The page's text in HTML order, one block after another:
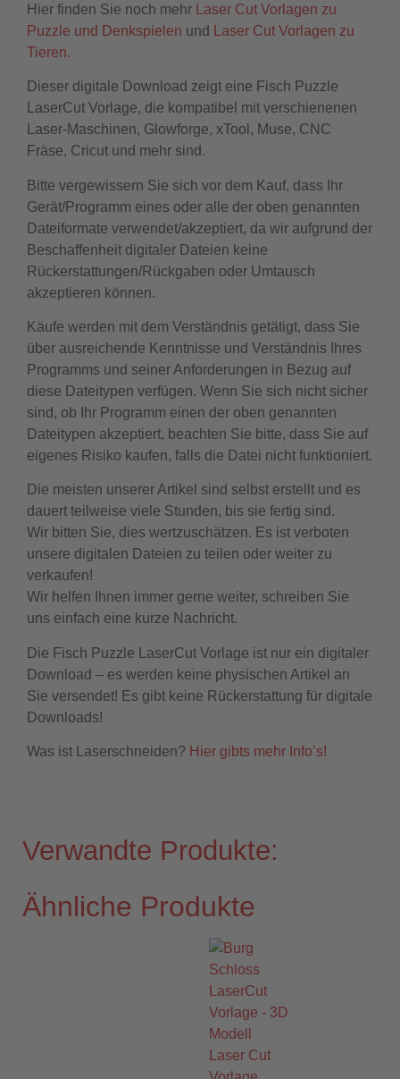
Hier finden Sie noch mehr
Laser Cut Vorlagen zu
Puzzle und Denkspielen und
Laser Cut Vorlagen zu
Tieren.
Dieser digitale Download zeigt eine Fisch Puzzle
LaserCut Vorlage, die kompatibel mit verschienenen
Laser-Maschinen, Glowforge, xTool, Muse, CNC
Fräse, Cricut und mehr sind.
Bitte vergewissern Sie sich vor dem Kauf, dass Ihr
Gerät/Programm eines oder alle der oben genannten
Dateiformate verwendet/akzeptiert, da wir aufgrund der
Beschaffenheit digitaler Dateien keine
Rückerstattungen/Rückgaben oder Umtausch
akzeptieren können.
Käufe werden mit dem Verständnis getätigt, dass Sie
über ausreichende Kenntnisse und Verständnis Ihres
Programms und seiner Anforderungen in Bezug auf
diese Dateitypen verfügen. Wenn Sie sich nicht sicher
sind, ob Ihr Programm einen der oben genannten
Dateitypen akzeptiert, beachten Sie bitte, dass Sie auf
eigenes Risiko kaufen, falls die Datei nicht funktioniert.
Die meisten unserer Artikel sind selbst erstellt und es
dauert teilweise viele Stunden, bis sie fertig sind.
Wir bitten Sie, dies wertzuschätzen. Es ist verboten
unsere digitalen Dateien zu teilen oder weiter zu
verkaufen!
Wir helfen Ihnen immer gerne weiter, schreiben Sie
uns einfach eine kurze Nachricht.
Die Fisch Puzzle LaserCut Vorlage ist nur ein digitaler
Download – es werden keine physischen Artikel an
Sie versendet! Es gibt keine Rückerstattung für digitale
Downloads!
Was ist Laserschneiden? Hier gibts mehr Info’s!
Verwandte Produkte:
Ähnliche Produkte